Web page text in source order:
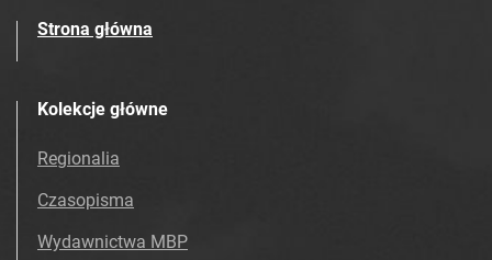
Strona główna
Kolekcje główne
Regionalia
Czasopisma
Wydawnictwa MBP